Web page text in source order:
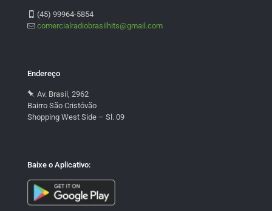
(45) 99964-5854
comercialradiobrasilhits@gmail.com
Endereço
Av. Brasil, 2962
Bairro São Cristóvão
Shopping West Side – Sl. 09
Baixe o Aplicativo: